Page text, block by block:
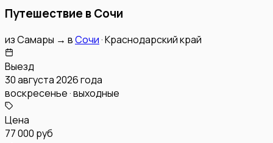
Путешествие в Сочи
изСамары → вСочи·Краснодарский край
Выезд
30 августа 2026 года
воскресенье · выходные
Цена
77 000 руб